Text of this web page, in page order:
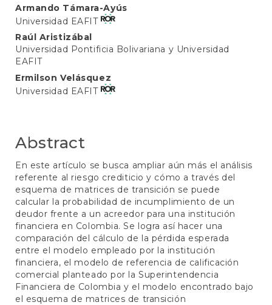
Main
Article
Content
Armando Támara-Ayús
Universidad EAFIT
Raúl Aristizábal
Universidad Pontificia Bolivariana y Universidad
EAFIT
Ermilson Velásquez
Universidad EAFIT
Abstract
En este artículo se busca ampliar aún más el análisis
referente al riesgo crediticio y cómo a través del
esquema de matrices de transición se puede
calcular la probabilidad de incumplimiento de un
deudor frente a un acreedor para una institución
financiera en Colombia. Se logra así hacer una
comparación del cálculo de la pérdida esperada
entre el modelo empleado por la institución
financiera, el modelo de referencia de calificación
comercial planteado por la Superintendencia
Financiera de Colombia y el modelo encontrado bajo
el esquema de matrices de transición